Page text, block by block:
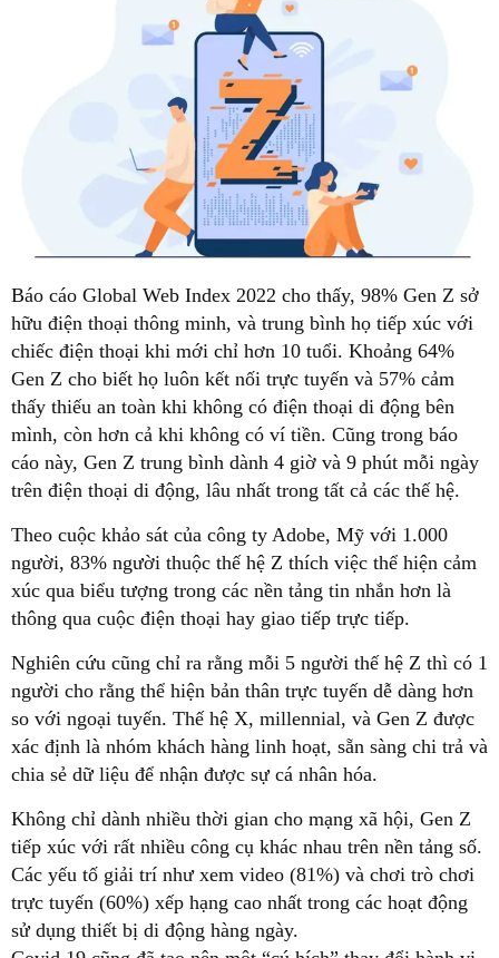
Báo cáo Global Web Index 2022 cho thấy, 98% Gen Z sở
hữu điện thoại thông minh, và trung bình họ tiếp xúc với
chiếc điện thoại khi mới chỉ hơn 10 tuổi. Khoảng 64%
Gen Z cho biết họ luôn kết nối trực tuyến và 57% cảm
thấy thiếu an toàn khi không có điện thoại di động bên
mình, còn hơn cả khi không có ví tiền. Cũng trong báo
cáo này, Gen Z trung bình dành 4 giờ và 9 phút mỗi ngày
trên điện thoại di động, lâu nhất trong tất cả các thế hệ.
Theo cuộc khảo sát của công ty Adobe, Mỹ với 1.000
người, 83% người thuộc thế hệ Z thích việc thể hiện cảm
xúc qua biểu tượng trong các nền tảng tin nhắn hơn là
thông qua cuộc điện thoại hay giao tiếp trực tiếp.
Nghiên cứu cũng chỉ ra rằng mỗi 5 người thế hệ Z thì có 1
người cho rằng thể hiện bản thân trực tuyến dễ dàng hơn
so với ngoại tuyến. Thế hệ X, millennial, và Gen Z được
xác định là nhóm khách hàng linh hoạt, sẵn sàng chi trả và
chia sẻ dữ liệu để nhận được sự cá nhân hóa.
Không chỉ dành nhiều thời gian cho mạng xã hội, Gen Z
tiếp xúc với rất nhiều công cụ khác nhau trên nền tảng số.
Các yếu tố giải trí như xem video (81%) và chơi trò chơi
trực tuyến (60%) xếp hạng cao nhất trong các hoạt động
sử dụng thiết bị di động hàng ngày.